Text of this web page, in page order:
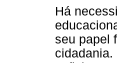
Há
seu papel
cidadania.